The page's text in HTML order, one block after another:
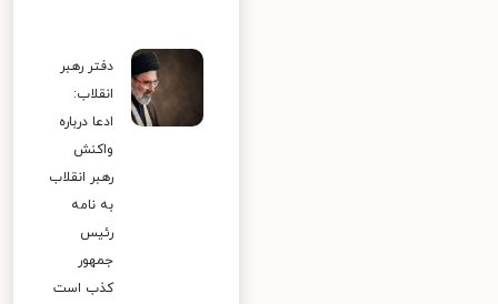
دفتر رهبر
انقلاب:
ادعا درباره
واکنش
رهبر انقلاب
به نامه
رئیس
جمهور
کذب است